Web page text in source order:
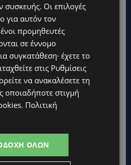
τον Μπόρις Τζόνσον
του μπροστά στον
το Brexit, έβγαλε
και «συνέτριψε τον
(σ.σ. Μπόρις Τζόνσον)
μέχρι το Καρλάιλ»,
ένα αμήχανο
των Τόρις
Βρετανούς. Κι αυτές
συσκευής. Οι επιλογές
για αυτόν τον
προμηθευτές
σε έννομο
συγκατάθεση· έχετε το
στις Ρυθμίσεις
να ανακαλέσετε τη
οποιαδήποτε στιγμή
. Πολιτική
ΌΛΩΝ